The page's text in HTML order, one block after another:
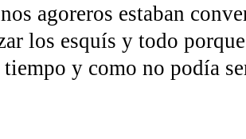
agoreros estaban
los esquís y todo
tiempo y como no podía